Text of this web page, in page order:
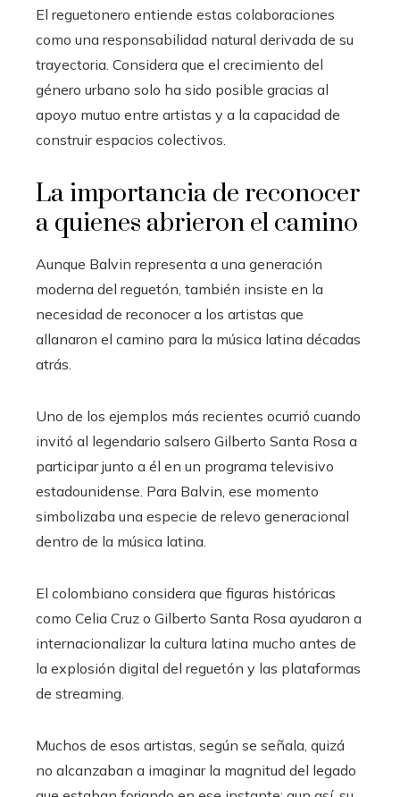
El reguetonero entiende estas colaboraciones
como una responsabilidad natural derivada de su
trayectoria. Considera que el crecimiento del
género urbano solo ha sido posible gracias al
apoyo mutuo entre artistas y a la capacidad de
construir espacios colectivos.
La importancia de reconocer
a quienes abrieron el camino
Aunque Balvin representa a una generación
moderna del reguetón, también insiste en la
necesidad de reconocer a los artistas que
allanaron el camino para la música latina décadas
atrás.
Uno de los ejemplos más recientes ocurrió cuando
invitó al legendario salsero Gilberto Santa Rosa a
participar junto a él en un programa televisivo
estadounidense. Para Balvin, ese momento
simbolizaba una especie de relevo generacional
dentro de la música latina.
El colombiano considera que figuras históricas
como Celia Cruz o Gilberto Santa Rosa ayudaron a
internacionalizar la cultura latina mucho antes de
la explosión digital del reguetón y las plataformas
de streaming.
Muchos de esos artistas, según se señala, quizá
no alcanzaban a imaginar la magnitud del legado